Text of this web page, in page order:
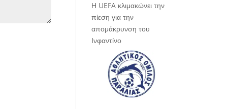
Η UEFA κλιμακώνει την
πίεση για την
απομάκρυνση του
Ινφαντίνο